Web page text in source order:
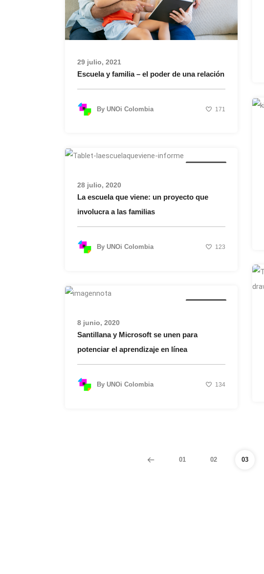
29 julio, 2021
Escuela y familia – el poder de una relación
By UNOi Colombia 171
28 julio, 2020
La escuela que viene: un proyecto que
involucra a las familias
By UNOi Colombia 123
8 junio, 2020
Santillana y Microsoft se unen para
potenciar el aprendizaje en línea
By UNOi Colombia 134
01 02 03